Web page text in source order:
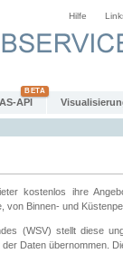
Hilfe
API
kostenlos ihre
Binnen- und
(WSV) stellt diese
Daten übernommen.